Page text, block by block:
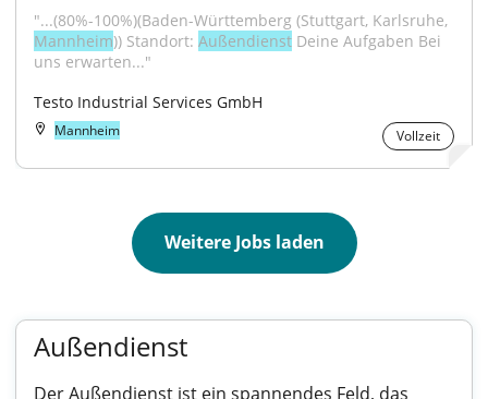
Mannheim)) Standort: Außendienst Deine Aufgaben Bei
uns erwarten..."
Testo Industrial Services GmbH
Mannheim Vollzeit
Weitere Jobs laden
Außendienst
Der Außendienst ist ein spannendes Feld, das